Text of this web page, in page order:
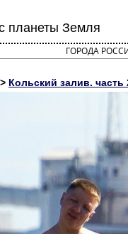
планеты Земля
ГОРОДА
> Кольский залив. часть